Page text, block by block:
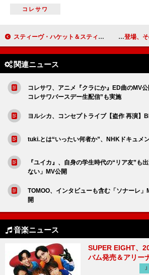
コレサワ
スティーヴ・ハケット＆スティーヴ・ロザリー、アルバム『ザ・ロアリング・ウェイヴズ～轟く波』で共演 超特急やM!LKら所属「
関連ニュース
コレサワ、アニメ『クラにか』ED曲のMV
コレサワバースデー生配信”も実施
ヨルシカ、コンセプトライブ【盗作 再演】
tuki.とは“いったい何者か”、NHKドキュメ
『ユイカ』、自身の学生時代の“リア友”も
ない」MV公開
TOMOO、インタビューも含む「ソナーレ
開
音楽ニュース
SUPER EIGHT、
バム発売＆アリー